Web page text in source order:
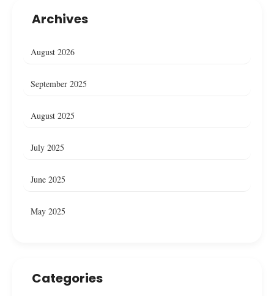
Archives
August 2026
September 2025
August 2025
July 2025
June 2025
May 2025
Categories